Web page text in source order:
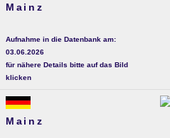
Mainz
Aufnahme in die Datenbank am:
03.06.2026
für nähere Details bitte auf das Bild
klicken
Mainz